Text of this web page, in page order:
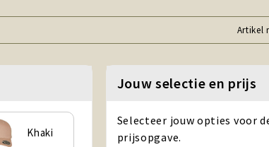
Artikel
Khaki
Jouw selectie en prijs
Selecteer jouw opties voor
prijsopgave.